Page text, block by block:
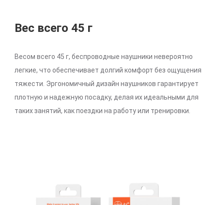
Вес всего 45 г
Весом всего 45 г, беспроводные наушники невероятно
легкие, что обеспечивает долгий комфорт без ощущения
тяжести. Эргономичный дизайн наушников гарантирует
плотную и надежную посадку, делая их идеальными для
таких занятий, как поездки на работу или тренировки.